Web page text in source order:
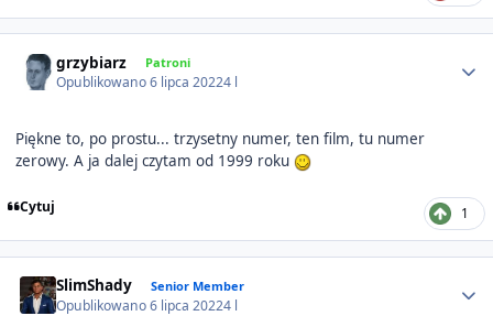
grzybiarz Patroni
Opublikowano6 lipca 20224 l
Piękne to, po prostu... trzysetny numer, ten film, tu numer
zerowy. A ja dalej czytam od 1999 roku
Cytuj 1
SlimShady Senior Member
Opublikowano6 lipca 20224 l